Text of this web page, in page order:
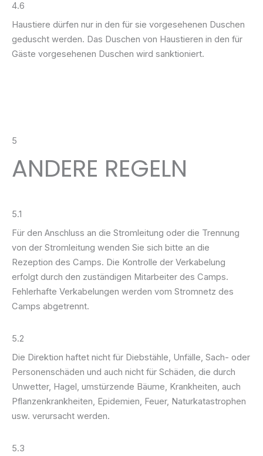
4.6
Haustiere dürfen nur in den für sie vorgesehenen Duschen
geduscht werden. Das Duschen von Haustieren in den für
Gäste vorgesehenen Duschen wird sanktioniert.
5
ANDERE REGELN
5.1
Für den Anschluss an die Stromleitung oder die Trennung
von der Stromleitung wenden Sie sich bitte an die
Rezeption des Camps. Die Kontrolle der Verkabelung
erfolgt durch den zuständigen Mitarbeiter des Camps.
Fehlerhafte Verkabelungen werden vom Stromnetz des
Camps abgetrennt.
5.2
Die Direktion haftet nicht für Diebstähle, Unfälle, Sach- oder
Personenschäden und auch nicht für Schäden, die durch
Unwetter, Hagel, umstürzende Bäume, Krankheiten, auch
Pflanzenkrankheiten, Epidemien, Feuer, Naturkatastrophen
usw. verursacht werden.
5.3